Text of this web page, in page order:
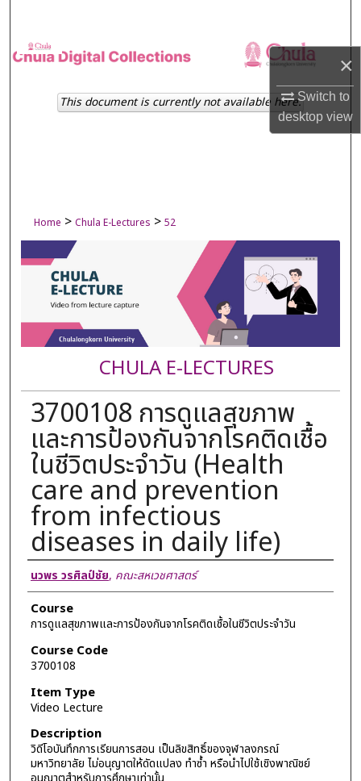
×
Switch to
desktopview
Browse Collections
My Account
Home > Chula E-Lectures > 52
CHULA E-LECTURES
3700108 การดูแลสุขภาพ
และการป้องกันจากโรคติดเชื้อ
ในชีวิตประจำวัน (Health
care and prevention
from infectious
diseases in daily life)
Lecturer
นวพร วรศิลป์ชัย, คณะสหเวชศาสตร์
Course
การดูแลสุขภาพและการป้องกันจากโรคติดเชื้อในชีวิตประจำวัน
Course Code
3700108
Item Type
Video Lecture
Description
วิดีโอบันทึกการเรียนการสอน เป็นลิขสิทธิ์ของจุฬาลงกรณ์
มหาวิทยาลัย ไม่อนุญาตให้ดัดแปลง ทำซ้ำ หรือนำไปใช้เชิงพาณิชย์
This document is currently not available here.